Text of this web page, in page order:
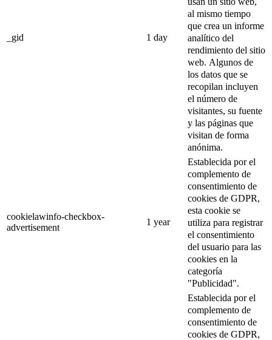
_gid 1 day
al mismo tiempo
que crea un informe
analítico del
rendimiento del sitio
web. Algunos de
los datos que se
recopilan incluyen
el número de
visitantes, su fuente
y las páginas que
visitan de forma
anónima.
cookielawinfo-checkbox-
advertisement
1 year
Establecida por el
complemento de
consentimiento de
cookies de GDPR,
esta cookie se
utiliza para registrar
el consentimiento
del usuario para las
cookies en la
categoría
"Publicidad".
Establecida por el
complemento de
consentimiento de
cookies de GDPR,